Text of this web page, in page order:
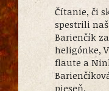
Čítanie, či
spestrili
Barienčík
heligónke,
flaute a
pieseň.